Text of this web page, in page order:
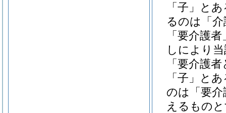
「子」と
るのは「
「要介護
しにより
「要介護
「子」と
のは「要
えるもの